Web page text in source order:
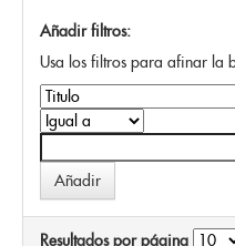
Añadir filtros:
Usa los filtros para afinar la
Resultados por página